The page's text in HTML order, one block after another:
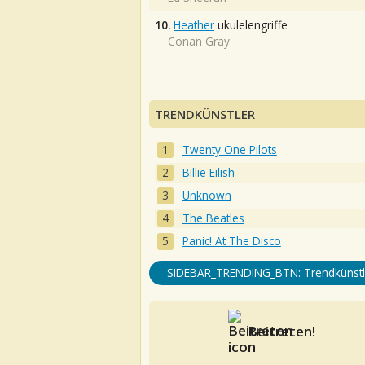
10. Heather ukulelengriffe
Conan Gray
TRENDKÜNSTLER
Twenty One Pilots
Billie Eilish
Unknown
The Beatles
Panic! At The Disco
SIDEBAR_TRENDING_BTN:
Beitreten!